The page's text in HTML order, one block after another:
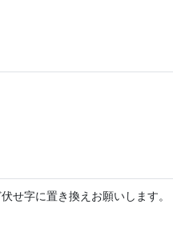
せ字に置き換えお願いします。